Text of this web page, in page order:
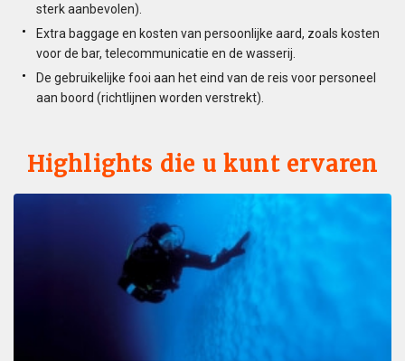
sterk aanbevolen).
Extra baggage en kosten van persoonlijke aard, zoals kosten
voor de bar, telecommunicatie en de wasserij.
De gebruikelijke fooi aan het eind van de reis voor personeel
aan boord (richtlijnen worden verstrekt).
Highlights die u kunt ervaren